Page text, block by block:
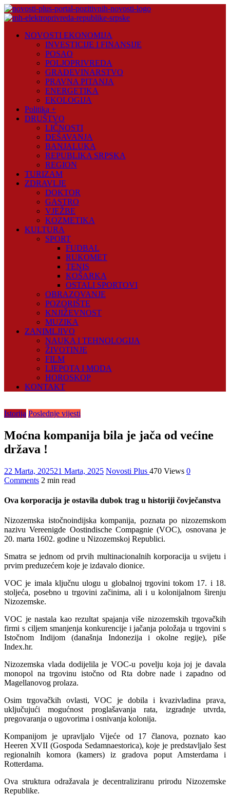
Skip
to
Plus
NOVOSTI EKONOMIJA
INVESTICIJE I FINANSIJE
POSAO
POLJOPRIVREDA
GRAĐEVINARSTVO
PRAVNA PITANJA
ENERGETIKA
EKOLOGIJA
Politika +
DRUŠTVO
LIČNOSTI
DEŠAVANJA
BANJALUKA
REPUBLIKA SRPSKA
REGION
TURIZAM
ZDRAVLJE
DOKTOR
GASTRO
VJEŽBE
KOZMETIKA
KULTURA
SPORT
FUDBAL
RUKOMET
TENIS
KOŠARKA
OSTALI SPORTOVI
OBRAZOVANJE
POZORIŠTE
KNJIŽEVNOST
MUZIKA
ZANIMLJIVO
NAUKA I TEHNOLOGIJA
ŽIVOTINJE
FILM
LJEPOTA I MODA
HOROSKOP
KONTAKT
Istorija Poslednje vijesti
Moćna kompanija bila je jača od većine
država !
22 Marta, 202521 Marta, 2025 Novosti Plus 470 Views 0
Comments 2 min read
Ova korporacija je ostavila dubok trag u historiji čovječanstva
Nizozemska istočnoindijska kompanija, poznata po nizozemskom
nazivu Vereenigde Oostindische Compagnie (VOC), osnovana je
20. marta 1602. godine u Nizozemskoj Republici.
Smatra se jednom od prvih multinacionalnih korporacija u svijetu i
prvim preduzećem koje je izdavalo dionice.
VOC je imala ključnu ulogu u globalnoj trgovini tokom 17. i 18.
stoljeća, posebno u trgovini začinima, ali i u kolonijalnom širenju
Nizozemske.
VOC je nastala kao rezultat spajanja više nizozemskih trgovačkih
firmi s ciljem smanjenja konkurencije i jačanja položaja u trgovini s
Istočnom Indijom (današnja Indonezija i okolne regije), piše
Index.hr.
Nizozemska vlada dodijelila je VOC-u povelju koja joj je davala
monopol na trgovinu istočno od Rta dobre nade i zapadno od
Magellanovog prolaza.
Osim trgovačkih ovlasti, VOC je dobila i kvazivladina prava,
uključujući mogućnost proglašavanja rata, izgradnje utvrda,
pregovaranja o ugovorima i osnivanja kolonija.
Kompanijom je upravljalo Vijeće od 17 članova, poznato kao
Heeren XVII (Gospoda Sedamnaestorica), koje je predstavljalo šest
regionalnih komora (kamers) iz gradova poput Amsterdama i
Rotterdama.
Ova struktura odražavala je decentraliziranu prirodu Nizozemske
Republike.